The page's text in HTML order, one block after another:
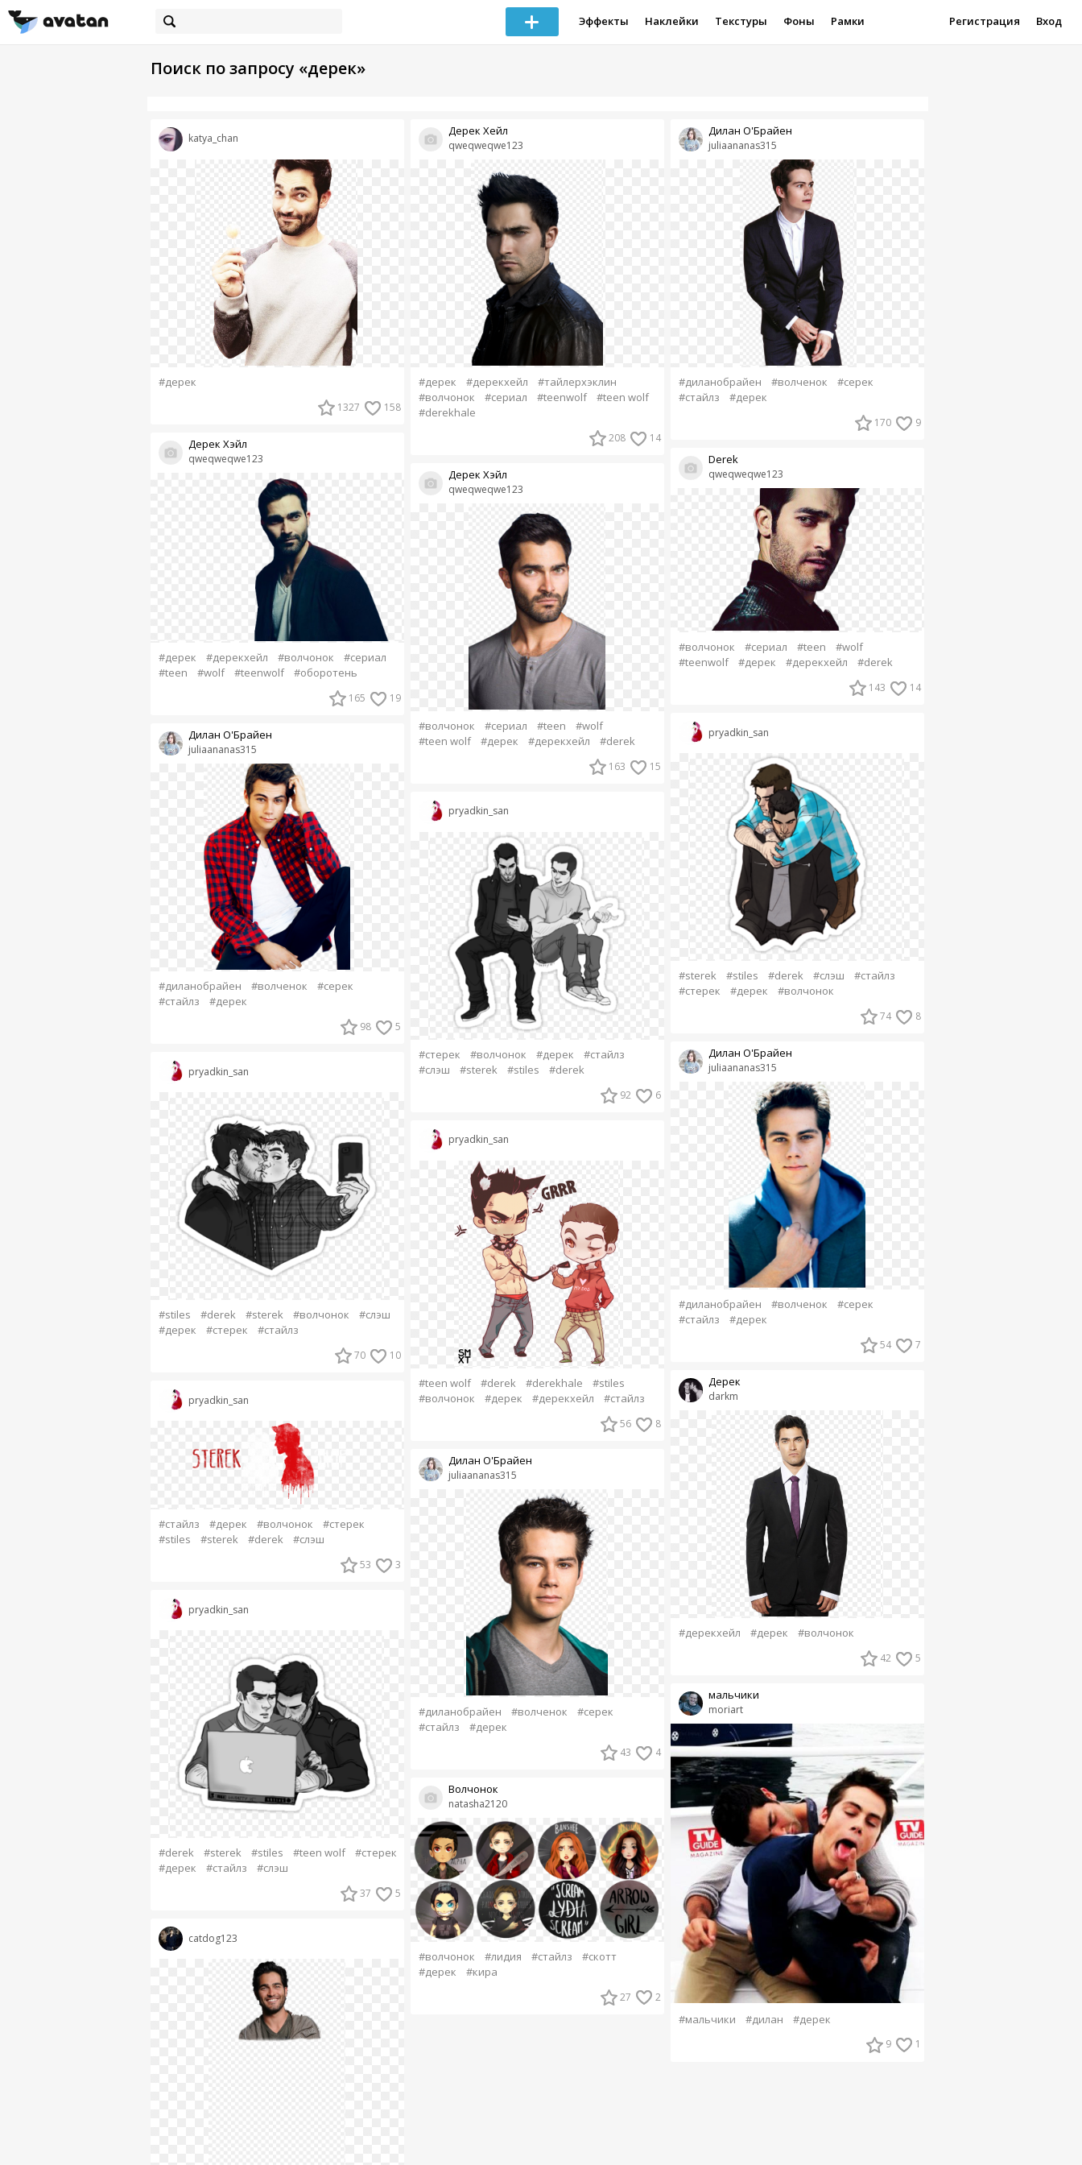
Эффекты Наклейки Текстуры Фоны Рамки Регистрация Вход
Поиск по запросу «дерек»
katya_chan
#дерек
1327 158
qweqweqwe123
Дерек Хэйл
#дерек #дерекхейл #волчонок
#сериал
#teen
#wolf #teenwolf #оборотень
165 19
juliaananas315
Дилан О'Брайен
#диланобрайен #волченок
#серек
#стайлз
#дерек
98 5
pryadkin_san
#stiles #derek #sterek #волчонок
#слэш
#дерек
#стерек #стайлз
70 10
pryadkin_san
#стайлз #дерек #волчонок
#стерек
#stiles
#sterek #derek #слэш
53 3
pryadkin_san
#derek #sterek #stiles #teen wolf
#стерек
#дерек
#стайлз #слэш
37 5
catdog123
qweqweqwe123
Дерек Хейл
#дерек #дерекхейл
#тайлерхэклин
#волчонок
#сериал #teenwolf
#teen wolf
#derekhale
208 14
qweqweqwe123
Дерек Хэйл
#волчонок #сериал #teen
#wolf
#teen wolf
#дерек #дерекхейл #derek
163 15
pryadkin_san
#стерек #волчонок #дерек
#стайлз
#слэш
#sterek #stiles #derek
92 6
pryadkin_san
#teen wolf #derek #derekhale
#stiles
#волчонок
#дерек #дерекхейл #стайлз
56 8
juliaananas315
Дилан О'Брайен
#диланобрайен #волченок
#серек
#стайлз
#дерек
43 4
natasha2120
Волчонок
#волчонок #лидия #стайлз
#скотт
#дерек
#кира
27 2
juliaananas315
Дилан О'Брайен
#диланобрайен #волченок
#серек
#стайлз
#дерек
170 9
qweqweqwe123
Derek
#волчонок #сериал #teen
#wolf
#teenwolf
#дерек #дерекхейл #derek
143 14
pryadkin_san
#sterek #stiles #derek #слэш
#стайлз
#стерек
#дерек #волчонок
74 8
juliaananas315
Дилан О'Брайен
#диланобрайен #волченок
#серек
#стайлз
#дерек
54 7
darkm
Дерек
#дерекхейл #дерек #волчонок
42 5
moriart
мальчики
#мальчики #дилан #дерек
9 1